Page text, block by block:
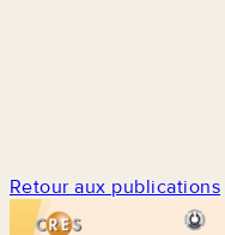
Retour aux publications